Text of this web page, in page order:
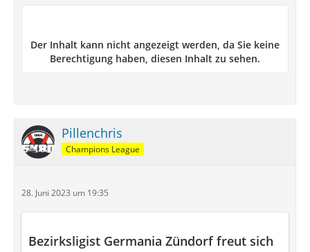
Der Inhalt kann nicht angezeigt werden, da Sie keine
Berechtigung haben, diesen Inhalt zu sehen.
Pillenchris
Champions League
28. Juni 2023 um 19:35
Bezirksligist Germania Zündorf freut sich